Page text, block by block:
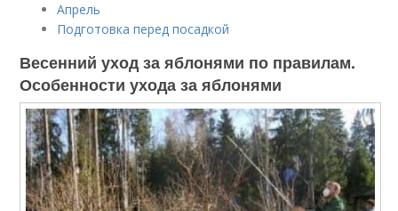
Апрель
Подготовка перед посадкой
Весенний уход за яблонями по правилам.
Особенности ухода за яблонями